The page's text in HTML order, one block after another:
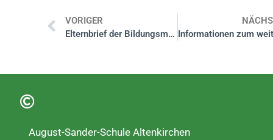
VORIGER
Elternbrief der Bildungsministerin
August-Sander-Schule Altenkirchen